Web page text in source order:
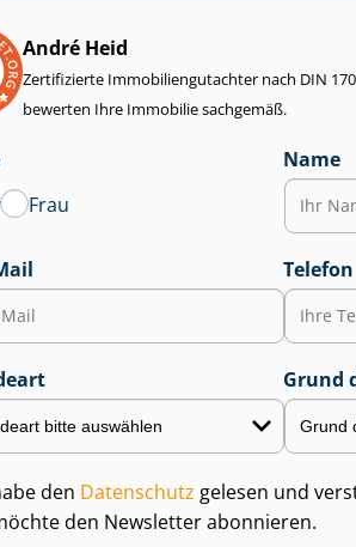
André Heid
Zertifizierte Im­mo­bi­li­en­gut­ach­ter nach DIN
bewerten Ihre Immobilie sachgemäß.
Frau
Name
Telefon
Grund
den Datenschutz gelesen und
den Newsletter abonnieren.